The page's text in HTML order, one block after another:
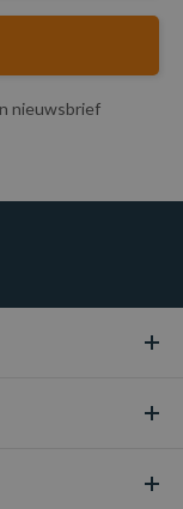
nieuwsbrief